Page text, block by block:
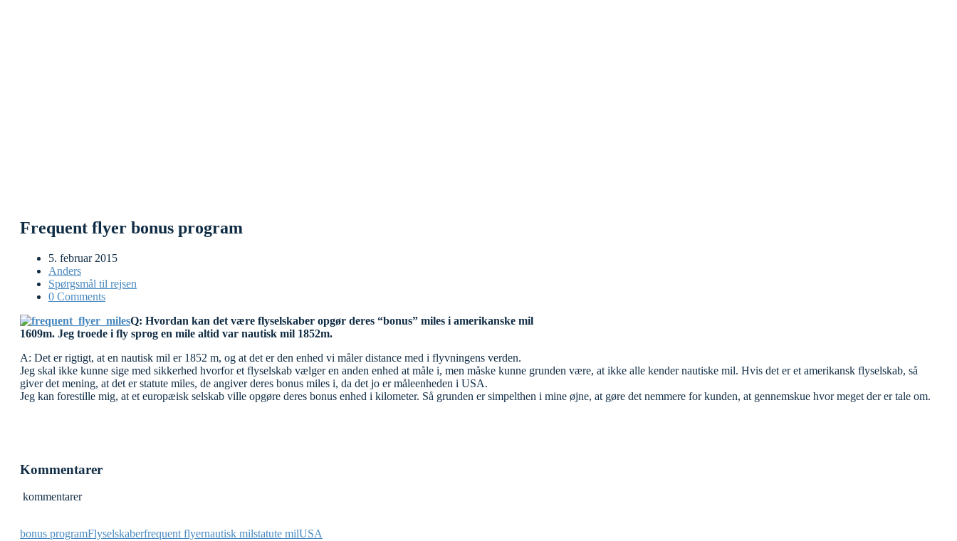
Frequent flyer bonus program
5. februar 2015
Anders
Spørgsmål til rejsen
0 Comments
Q: Hvordan kan det være flyselskaber opgør deres “bonus” miles i amerikanske mil
1609m. Jeg troede i fly sprog en mile altid var nautisk mil 1852m.
A: Det er rigtigt, at en nautisk mil er 1852 m, og at det er den enhed vi måler distance med i flyvningens verden.
Jeg skal ikke kunne sige med sikkerhed hvorfor et flyselskab vælger en anden enhed at måle i, men måske kunne grunden være, at ikke alle kender nautiske mil. Hvis det er et amerikansk flyselskab, så
giver det mening, at det er statute miles, de angiver deres bonus miles i, da det jo er måleenheden i USA.
Jeg kan forestille mig, at et europæisk selskab ville opgøre deres bonus enhed i kilometer. Så grunden er simpelthen i mine øjne, at gøre det nemmere for kunden, at gennemskue hvor meget der er tale om.
Kommentarer
kommentarer
bonus programFlyselskaberfrequent flyernautisk milstatute milUSA